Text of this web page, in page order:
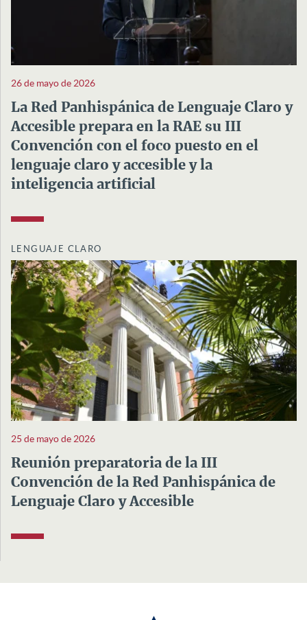
26 de mayo de 2026
La Red Panhispánica de Lenguaje Claro y
Accesible prepara en la RAE su III
Convención con el foco puesto en el
lenguaje claro y accesible y la
inteligencia artificial
LENGUAJE CLARO
25 de mayo de 2026
Reunión preparatoria de la III
Convención de la Red Panhispánica de
Lenguaje Claro y Accesible